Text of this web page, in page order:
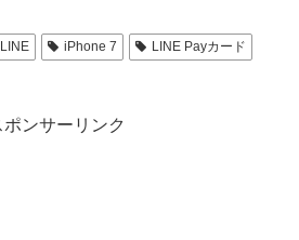
LINE iPhone 7
LINE Payカード
ポンサーリンク